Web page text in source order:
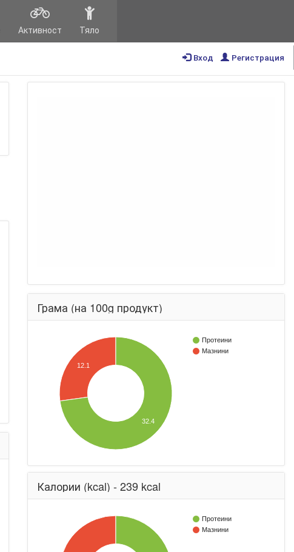
Активност Тяло
Регистрация
Вход
Грама (на 100g продукт)
Протеини
Мазнини
12.1
32.4
Калории (kcal) - 239 kcal
Протеини
Мазнини